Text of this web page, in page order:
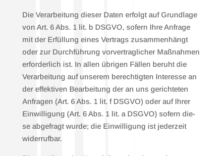
Die Ver­ar­bei­tung die­ser Daten erfolgt auf Grund­la­ge
von Art. 6 Abs. 1 lit. b DSGVO, sofern Ihre Anfra­ge
mit der Erfül­lung eines Ver­trags zusam­men­hängt
oder zur Durch­füh­rung vor­ver­trag­li­cher Maß­nah­men
erfor­der­lich ist. In allen übri­gen Fäl­len beruht die
Ver­ar­bei­tung auf unse­rem berech­tig­ten Inter­es­se an
der effek­ti­ven Bear­bei­tung der an uns gerich­te­ten
Anfra­gen (Art. 6 Abs. 1 lit. f DSGVO) oder auf Ihrer
Ein­wil­li­gung (Art. 6 Abs. 1 lit. a DSGVO) sofern die­
se abge­fragt wur­de; die Ein­wil­li­gung ist jeder­zeit
wider­ruf­bar.